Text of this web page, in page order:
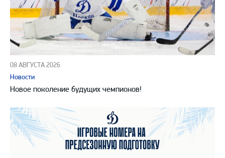
08 АВГУСТА 2026
Новости
Новое поколение будущих чемпионов!